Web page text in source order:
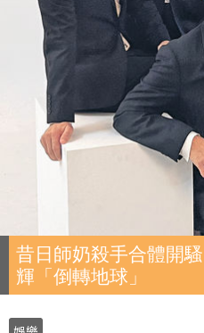
昔日師奶殺手合體開
輝「倒轉地球」